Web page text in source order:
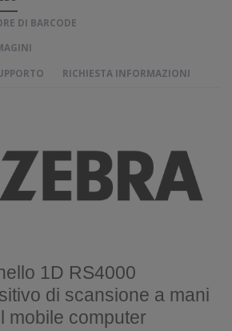
DI BARCODE
RICHIESTA INFORMAZIONI
1D RS4000
di scansione a mani
mobile computer